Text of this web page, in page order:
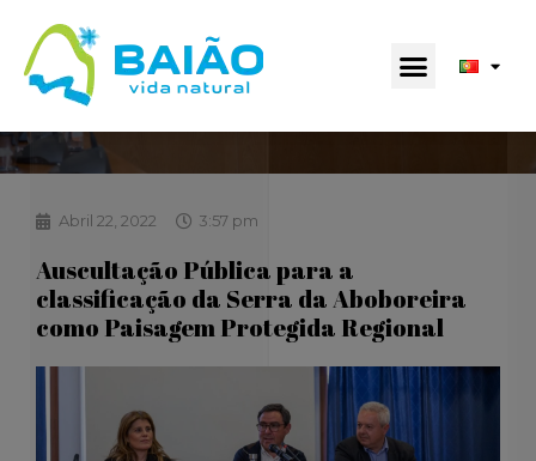
Abril 22, 2022 3:57 pm
Auscultação Pública para a
classificação da Serra da Aboboreira
como Paisagem Protegida Regional